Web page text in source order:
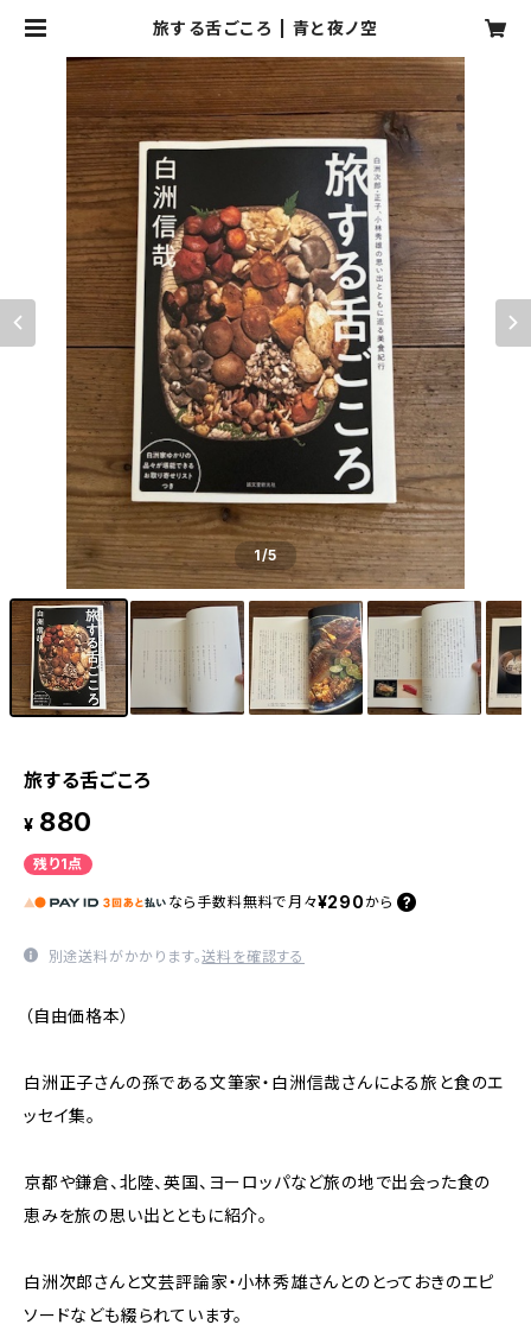
旅する舌ごころ | 青と夜ノ空
1/5
旅する舌ごころ
¥ 880
残り1点
なら 手数料無料で 月々¥290 から
別途送料がかかります。送料を確認する
（自由価格本）
白洲正子さんの孫である文筆家・白洲信哉さんによる旅と食のエ
ッセイ集。
京都や鎌倉、北陸、英国、ヨーロッパなど旅の地で出会った食の
恵みを旅の思い出とともに紹介。
白洲次郎さんと文芸評論家・小林秀雄さんとのとっておきのエピ
ソードなども綴られています。